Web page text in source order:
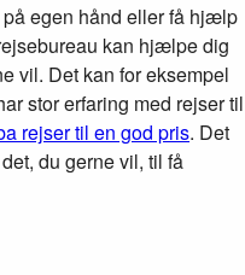
egen hånd eller få hjælp
kan hjælpe dig
vil. Det kan for eksempel
stor erfaring med rejser til
rejser til en god pris. Det
du gerne vil, til få